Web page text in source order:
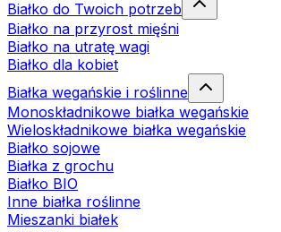
Białko do Twoich potrzeb
Białko na przyrost mięśni
Białko na utratę wagi
Białko dla kobiet
Białka wegańskie i roślinne
Monoskładnikowe białka wegańskie
Wieloskładnikowe białka wegańskie
Białko sojowe
Białka z grochu
Białko BIO
Inne białka roślinne
Mieszanki białek